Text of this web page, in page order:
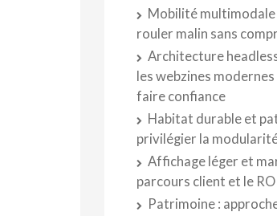
Mobilité
rouler malin sans
Architecture
les webzines
faire confiance
Habitat durable et
privilégier la
Affichage léger et
parcours client et le
Patrimoine :